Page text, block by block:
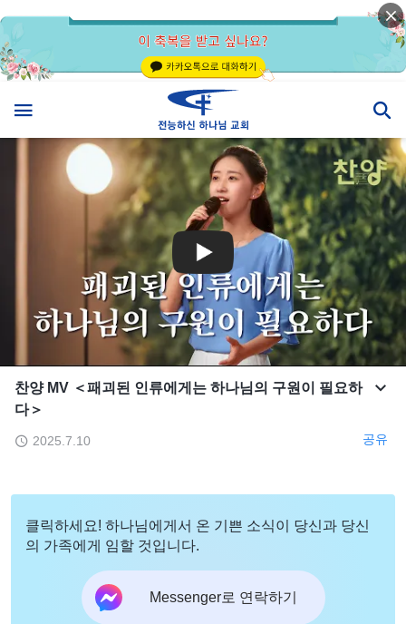
찬양 MV ＜패괴된 인류에게는 하나님의 구원이 필요하
다＞
2025.7.10 공유
클릭하세요! 하나님에게서 온 기쁜 소식이 당신과 당신
의 가족에게 임할 것입니다.
Messenger로 연락하기